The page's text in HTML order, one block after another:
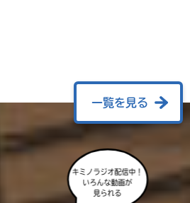
一覧を見る
キミノラジオ配信中！
いろんな動画が
見られる
も
度